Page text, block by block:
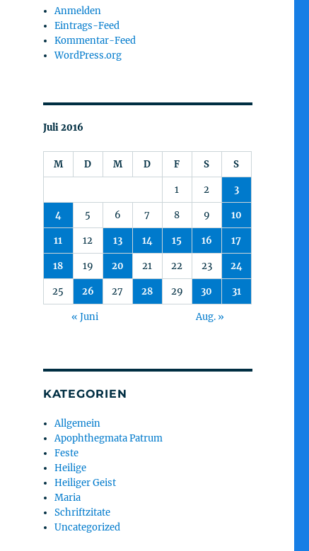
Anmelden
Eintrags-Feed
Kommentar-Feed
WordPress.org
Juli 2016
M D M D F S S
1 2 3
4 5 6 7 8 9 10
11 12 13 14 15 16 17
18 19 20 21 22 23 24
25 26 27 28 29 30 31
« Juni Aug. »
KATEGORIEN
Allgemein
Apophthegmata Patrum
Feste
Heilige
Heiliger Geist
Maria
Schriftzitate
Uncategorized